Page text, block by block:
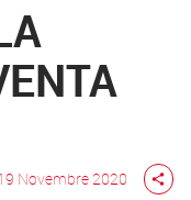
Novembre 2020 share